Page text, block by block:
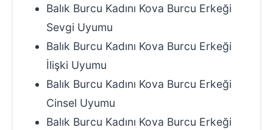
Balık Burcu Kadını Kova Burcu Erkeği
Sevgi Uyumu
Balık Burcu Kadını Kova Burcu Erkeği
İlişki Uyumu
Balık Burcu Kadını Kova Burcu Erkeği
Cinsel Uyumu
Balık Burcu Kadını Kova Burcu Erkeği